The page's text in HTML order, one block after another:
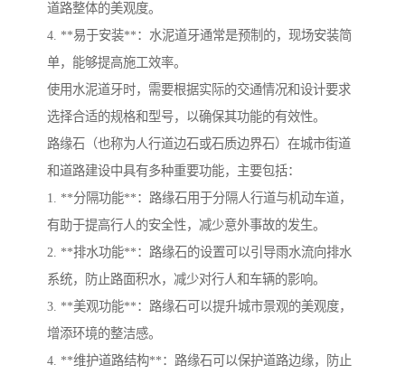
道路整体的美观度。
4. **易于安装**：水泥道牙通常是预制的，现场安装简
单，能够提高施工效率。
使用水泥道牙时，需要根据实际的交通情况和设计要求
选择合适的规格和型号，以确保其功能的有效性。
路缘石（也称为人行道边石或石质边界石）在城市街道
和道路建设中具有多种重要功能，主要包括：
1. **分隔功能**：路缘石用于分隔人行道与机动车道，
有助于提高行人的安全性，减少意外事故的发生。
2. **排水功能**：路缘石的设置可以引导雨水流向排水
系统，防止路面积水，减少对行人和车辆的影响。
3. **美观功能**：路缘石可以提升城市景观的美观度，
增添环境的整洁感。
4. **维护道路结构**：路缘石可以保护道路边缘，防止